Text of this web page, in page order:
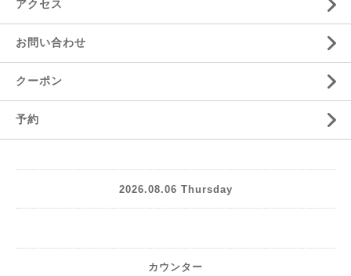
アクセス
お問い合わせ
クーポン
予約
2026.08.06 Thursday
カウンター